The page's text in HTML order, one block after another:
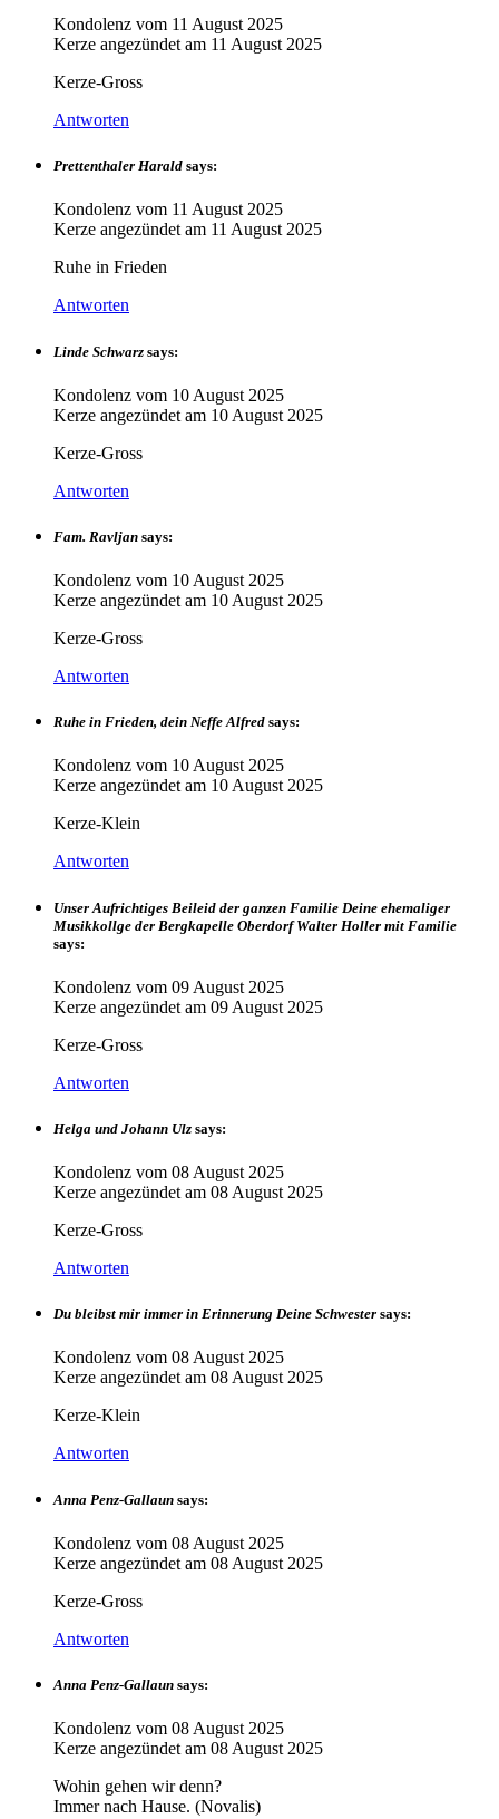
Kondolenz vom 11 August 2025
Kerze angezündet am 11 August 2025
Kerze-Gross
Antworten
Prettenthaler Harald says:
Kondolenz vom 11 August 2025
Kerze angezündet am 11 August 2025
Ruhe in Frieden
Antworten
Linde Schwarz says:
Kondolenz vom 10 August 2025
Kerze angezündet am 10 August 2025
Kerze-Gross
Antworten
Fam. Ravljan says:
Kondolenz vom 10 August 2025
Kerze angezündet am 10 August 2025
Kerze-Gross
Antworten
Ruhe in Frieden, dein Neffe Alfred says:
Kondolenz vom 10 August 2025
Kerze angezündet am 10 August 2025
Kerze-Klein
Antworten
Unser Aufrichtiges Beileid der ganzen Familie Deine ehemaliger
Musikkollge der Bergkapelle Oberdorf Walter Holler mit Familie
says:
Kondolenz vom 09 August 2025
Kerze angezündet am 09 August 2025
Kerze-Gross
Antworten
Helga und Johann Ulz says:
Kondolenz vom 08 August 2025
Kerze angezündet am 08 August 2025
Kerze-Gross
Antworten
Du bleibst mir immer in Erinnerung Deine Schwester says:
Kondolenz vom 08 August 2025
Kerze angezündet am 08 August 2025
Kerze-Klein
Antworten
Anna Penz-Gallaun says:
Kondolenz vom 08 August 2025
Kerze angezündet am 08 August 2025
Kerze-Gross
Antworten
Anna Penz-Gallaun says:
Kondolenz vom 08 August 2025
Kerze angezündet am 08 August 2025
Wohin gehen wir denn?
Immer nach Hause. (Novalis)